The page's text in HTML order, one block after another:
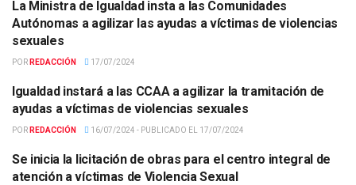
ACTUALIDAD
La Ministra de Igualdad insta a las Comunidades
Autónomas a agilizar las ayudas a víctimas de violencias
sexuales
POR REDACCIÓN 17/07/2024
ACTUALIDAD
Igualdad instará a las CCAA a agilizar la tramitación de
ayudas a víctimas de violencias sexuales
POR REDACCIÓN 16/07/2024 - PUBLICADO EL 17/07/2024
ACTUALIDAD
Se inicia la licitación de obras para el centro integral de
atención a víctimas de Violencia Sexual